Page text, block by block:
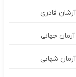
آرشان قادری
آرمان جهانی
آرمان شهابی